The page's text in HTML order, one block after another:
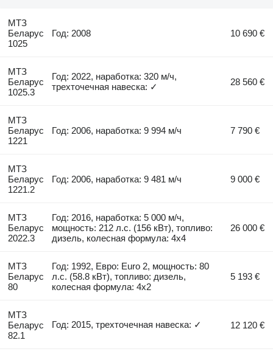
МТЗ
Беларус
1025
Год: 2008 10 690 €
МТЗ
Беларус
1025.3
Год: 2022, наработка: 320 м/ч,
трехточечная навеска: ✓
28 560 €
МТЗ
Беларус
1221
Год: 2006, наработка: 9 994 м/ч 7 790 €
МТЗ
Беларус
1221.2
Год: 2006, наработка: 9 481 м/ч 9 000 €
МТЗ
Беларус
2022.3
Год: 2016, наработка: 5 000 м/ч,
мощность: 212 л.с. (156 кВт), топливо:
дизель, колесная формула: 4x4
26 000 €
МТЗ
Беларус
80
Год: 1992, Евро: Euro 2, мощность: 80
л.с. (58.8 кВт), топливо: дизель,
колесная формула: 4x2
5 193 €
МТЗ
Беларус
82.1
Год: 2015, трехточечная навеска: ✓ 12 120 €